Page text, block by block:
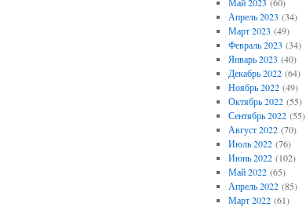
Апрель 2023 (34)
Март 2023 (49)
Февраль 2023 (34)
Январь 2023 (40)
Декабрь 2022(64)
Ноябрь 2022(49)
Октябрь 2022(55)
Сентябрь 2022(55)
Август 2022(70)
Июль 2022(76)
Июнь 2022(102)
Май 2022(65)
Апрель 2022(85)
Март 2022(61)